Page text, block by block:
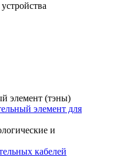
элемент (тэны)
элемент для
и
кабелей